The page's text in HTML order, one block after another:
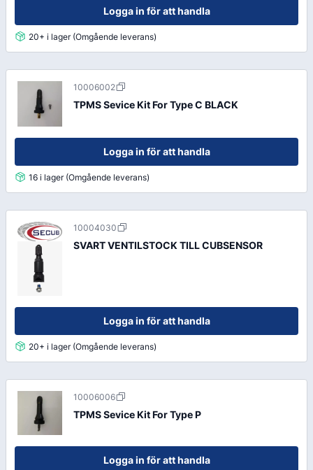
Logga in för att handla
20+ i lager (Omgående leverans)
10006002
TPMS Sevice Kit For Type C BLACK
Logga in för att handla
16 i lager (Omgående leverans)
10004030
SVART VENTILSTOCK TILL CUBSENSOR
Logga in för att handla
20+ i lager (Omgående leverans)
10006006
TPMS Sevice Kit For Type P
Logga in för att handla